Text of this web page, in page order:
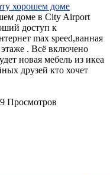
хорошем доме
доме в City Airport
доступ к
max speed,ванная
. Bсё включенo
новая мебель из икеа
друзей кто хочет
Просмотров